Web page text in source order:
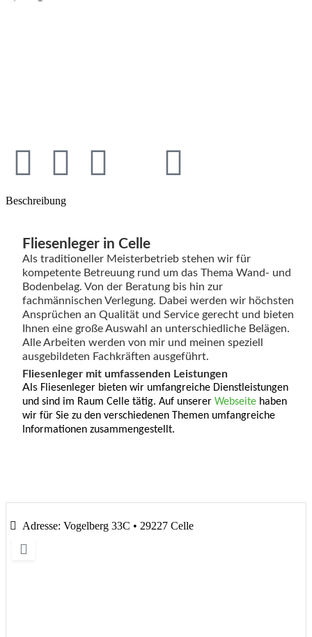
Beschreibung
Fliesenleger in Celle
Als traditioneller Meisterbetrieb stehen wir für
kompetente Betreuung rund um das Thema Wand- und
Bodenbelag. Von der Beratung bis hin zur
fachmännischen Verlegung. Dabei werden wir höchsten
Ansprüchen an Qualität und Service gerecht und bieten
Ihnen eine große Auswahl an unterschiedliche Belägen.
Alle Arbeiten werden von mir und meinen speziell
ausgebildeten Fachkräften ausgeführt.
Fliesenleger mit umfassenden Leistungen
Als Fliesenleger bieten wir umfangreiche Dienstleistungen
und sind im Raum Celle tätig. Auf unserer Webseite haben
wir für Sie zu den verschiedenen Themen umfangreiche
Informationen zusammengestellt.
Adresse: Vogelberg 33C • 29227 Celle